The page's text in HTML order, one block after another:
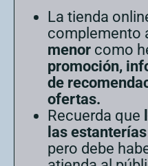
La tienda
complemento
menor como
promoción,
de
ofertas.
Recuerda que
las
pero debe